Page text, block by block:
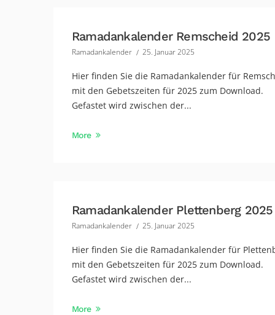
Ramadankalender Remscheid 2025
Ramadankalender 25. Januar 2025
Hier finden Sie die Ramadankalender für
mit den Gebetszeiten für 2025 zum Download.
Gefastet wird zwischen der...
More
Ramadankalender Plettenberg 2025
Ramadankalender 25. Januar 2025
Hier finden Sie die Ramadankalender für
mit den Gebetszeiten für 2025 zum Download.
Gefastet wird zwischen der...
More